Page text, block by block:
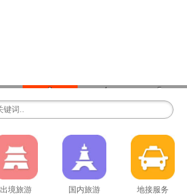
3 4 5
出境旅游 国内旅游 地接服务